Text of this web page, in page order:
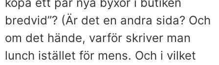
bredvid”? (Är det en andra sida? Och
om det hände, varför skriver man
lunch istället för mens. Och i vilket